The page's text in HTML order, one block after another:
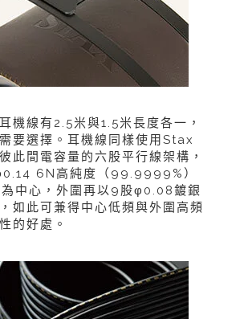
機線有2.5米與1.5米長度各一，
要選擇。耳機線同樣使用Stax
此間電容量的六股平行線架構，
6N高純度（99.9999%）
中心，外圍再以9股φ0.08鍍銀
如此可兼得中心低頻與外圍高頻
的好處。